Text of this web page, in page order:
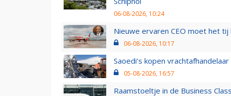
06-08-2026, 10:24
Nieuwe ervaren CEO moet het
06-08-2026, 10:17
Saoedi’s kopen
05-08-2026, 16:57
Raamstoeltje in de Business